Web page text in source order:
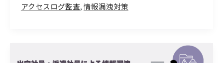
アクセスログ監査,情報漏洩対策